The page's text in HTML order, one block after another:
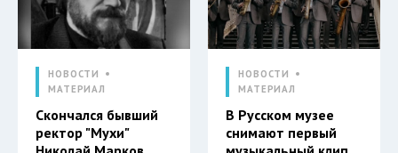
НОВОСТИ
МАТЕРИАЛ
Скончался бывший
ректор "Мухи"
НОВОСТИ
МАТЕРИАЛ
В Русском музее
снимают первый